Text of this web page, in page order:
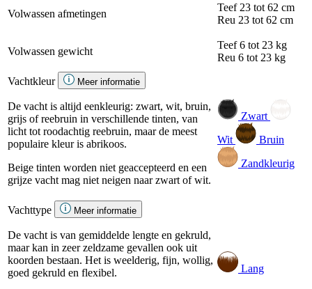
Volwassen afmetingen
Teef 23 tot 62 cm
Reu 23 tot 62 cm
Volwassen gewicht
Teef 6 tot 23 kg
Reu 6 tot 23 kg
Vachtkleur
Meer informatie
De vacht is altijd eenkleurig: zwart, wit, bruin,
grijs of reebruin in verschillende tinten, van
licht tot roodachtig reebruin, maar de meest
populaire kleur is abrikoos.
Beige tinten worden niet geaccepteerd en een
grijze vacht mag niet neigen naar zwart of wit.
Zwart
Wit
Bruin
Zandkleurig
Vachttype Meer informatie
De vacht is van gemiddelde lengte en gekruld,
maar kan in zeer zeldzame gevallen ook uit
koorden bestaan. Het is weelderig, fijn, wollig,
goed gekruld en flexibel.
Lang